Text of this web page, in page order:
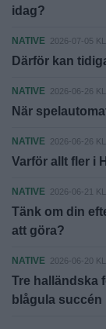
idag?
NATIVE 2026-07-05
Därför kan
NATIVE 2026-06-26
När
NATIVE 2026-06-26
Varför allt fler i
NATIVE 2026-06-21
Tänk om din
att göra?
NATIVE 2026-06-20
Tre halländska
blågula succén